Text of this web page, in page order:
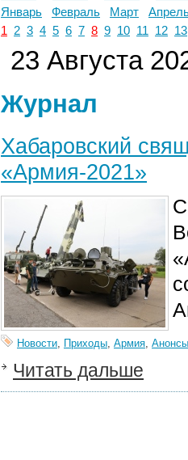
Январь Февраль Март
1
2 3 4 5 6 7 8 9 10 11 12 13
23 Августа
Журнал
Хабаровский
«Армия-2021»
Новости, Приходы, Армия, Анонсы
Читать дальше